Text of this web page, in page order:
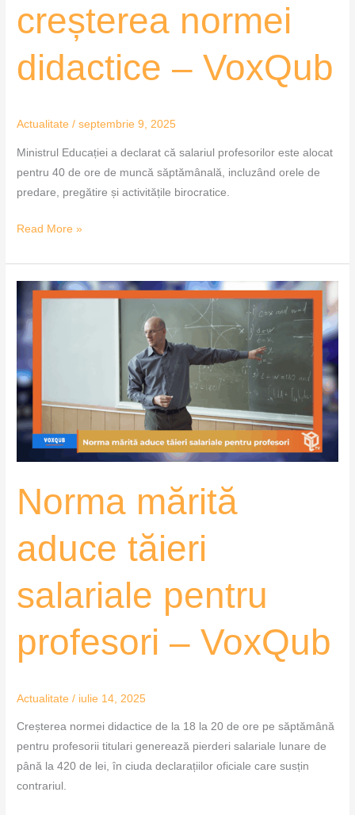
creșterea normei
didactice – VoxQub
Actualitate /septembrie 9, 2025
Ministrul Educației a declarat că salariul profesorilor este alocat
pentru 40 de ore de muncă săptămânală, incluzând orele de
predare, pregătire și activitățile birocratice.
Read More »
Norma mărită
aduce tăieri
salariale pentru
profesori – VoxQub
Actualitate / iulie 14, 2025
Creșterea normei didactice de la 18 la 20 de ore pe săptămână
pentru profesorii titulari generează pierderi salariale lunare de
până la 420 de lei, în ciuda declarațiilor oficiale care susțin
contrariul.
Norma
mărită
aduce
salariale
pentru
profesori
–
VoxQub